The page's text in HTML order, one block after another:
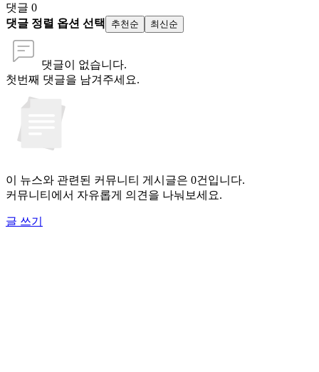
댓글 0
댓글 정렬 옵션 선택
추천순 최신순
댓글이 없습니다.
첫번째 댓글을 남겨주세요.
이 뉴스와 관련된 커뮤니티 게시글은 0건입니다.
커뮤니티에서 자유롭게 의견을 나눠보세요.
글 쓰기